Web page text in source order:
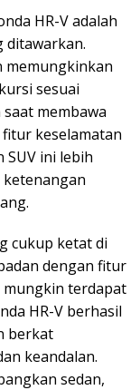
HR-V adalah
ditawarkan.
memungkinkan
sesuai
membawa
keselamatan
SUV ini lebih
cukup ketat di
dengan fitur
mungkin terdapat
HR-V berhasil
berkat
keandalan.
sedan,